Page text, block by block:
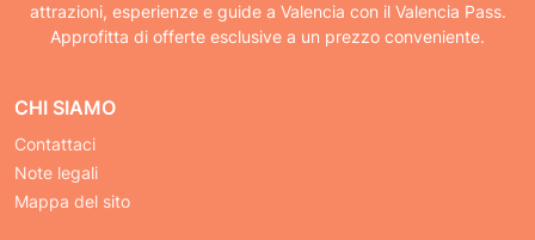
attrazioni, esperienze e guide a Valencia con il Valencia Pass.
Approfitta di offerte esclusive a un prezzo conveniente.
CHI SIAMO
Contattaci
Note legali
Mappa del sito